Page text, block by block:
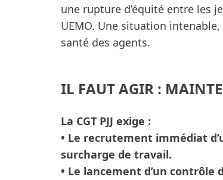
une rupture d’équité entre les
UEMO. Une situation
santé des agents.
IL FAUT AGIR :
La CGT PJJ exige :
• Le recrutement immédiat
surcharge de travail.
• Le lancement d’un